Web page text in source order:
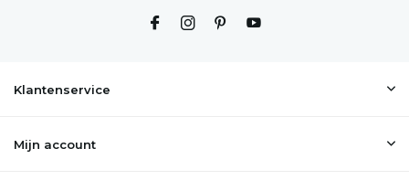
Klantenservice
Mijn account